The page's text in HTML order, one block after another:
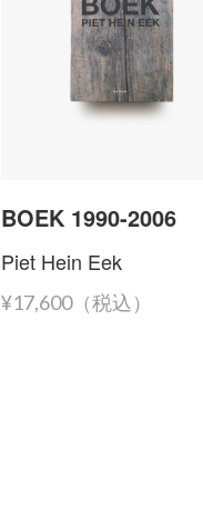
BOEK 1990-2006
Piet Hein Eek
¥17,600（税込）